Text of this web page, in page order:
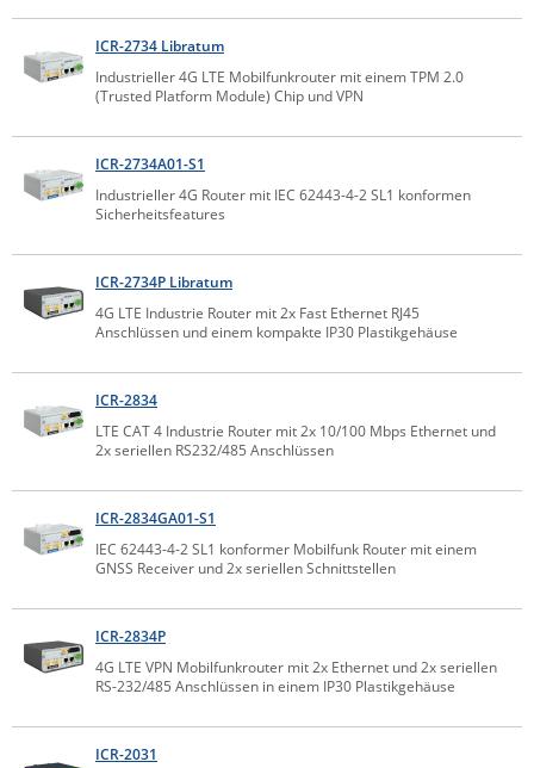
Energiemessung
Energieverteilung
IP, WLAN & GSM Sensorik
Datenlogger
IoT - Internet of Things
Remote I/O
IPC, Industrielle Netzwerktechnik & WLAN
Wi-Fi - WLAN - Wireless
Sonstige
Serverräume
RMA / Rücksendung / Support
CompleTech
Contemporary Controls
Digi
Eaton
Enginko - mcf88
Fokus Technologies
Gude
Guntermann & Drunck
High Sec Labs
HW group
Icron
IEC Lock
Kerlink
Kramer Electronics
Legrand
ICR-2734 Libratum
Industrieller 4G LTE Mobilfunkrouter mit einem TPM 2.0
(Trusted Platform Module) Chip und VPN
ICR-2734A01-S1
Industrieller 4G Router mit IEC 62443-4-2 SL1 konformen
Sicherheitsfeatures
ICR-2734P Libratum
4G LTE Industrie Router mit 2x Fast Ethernet RJ45
Anschlüssen und einem kompakte IP30 Plastikgehäuse
ICR-2834
LTE CAT 4 Industrie Router mit 2x 10/100 Mbps Ethernet und
2x seriellen RS232/485 Anschlüssen
ICR-2834GA01-S1
IEC 62443-4-2 SL1 konformer Mobilfunk Router mit einem
GNSS Receiver und 2x seriellen Schnittstellen
ICR-2834P
4G LTE VPN Mobilfunkrouter mit 2x Ethernet und 2x seriellen
RS-232/485 Anschlüssen in einem IP30 Plastikgehäuse
ICR-2031